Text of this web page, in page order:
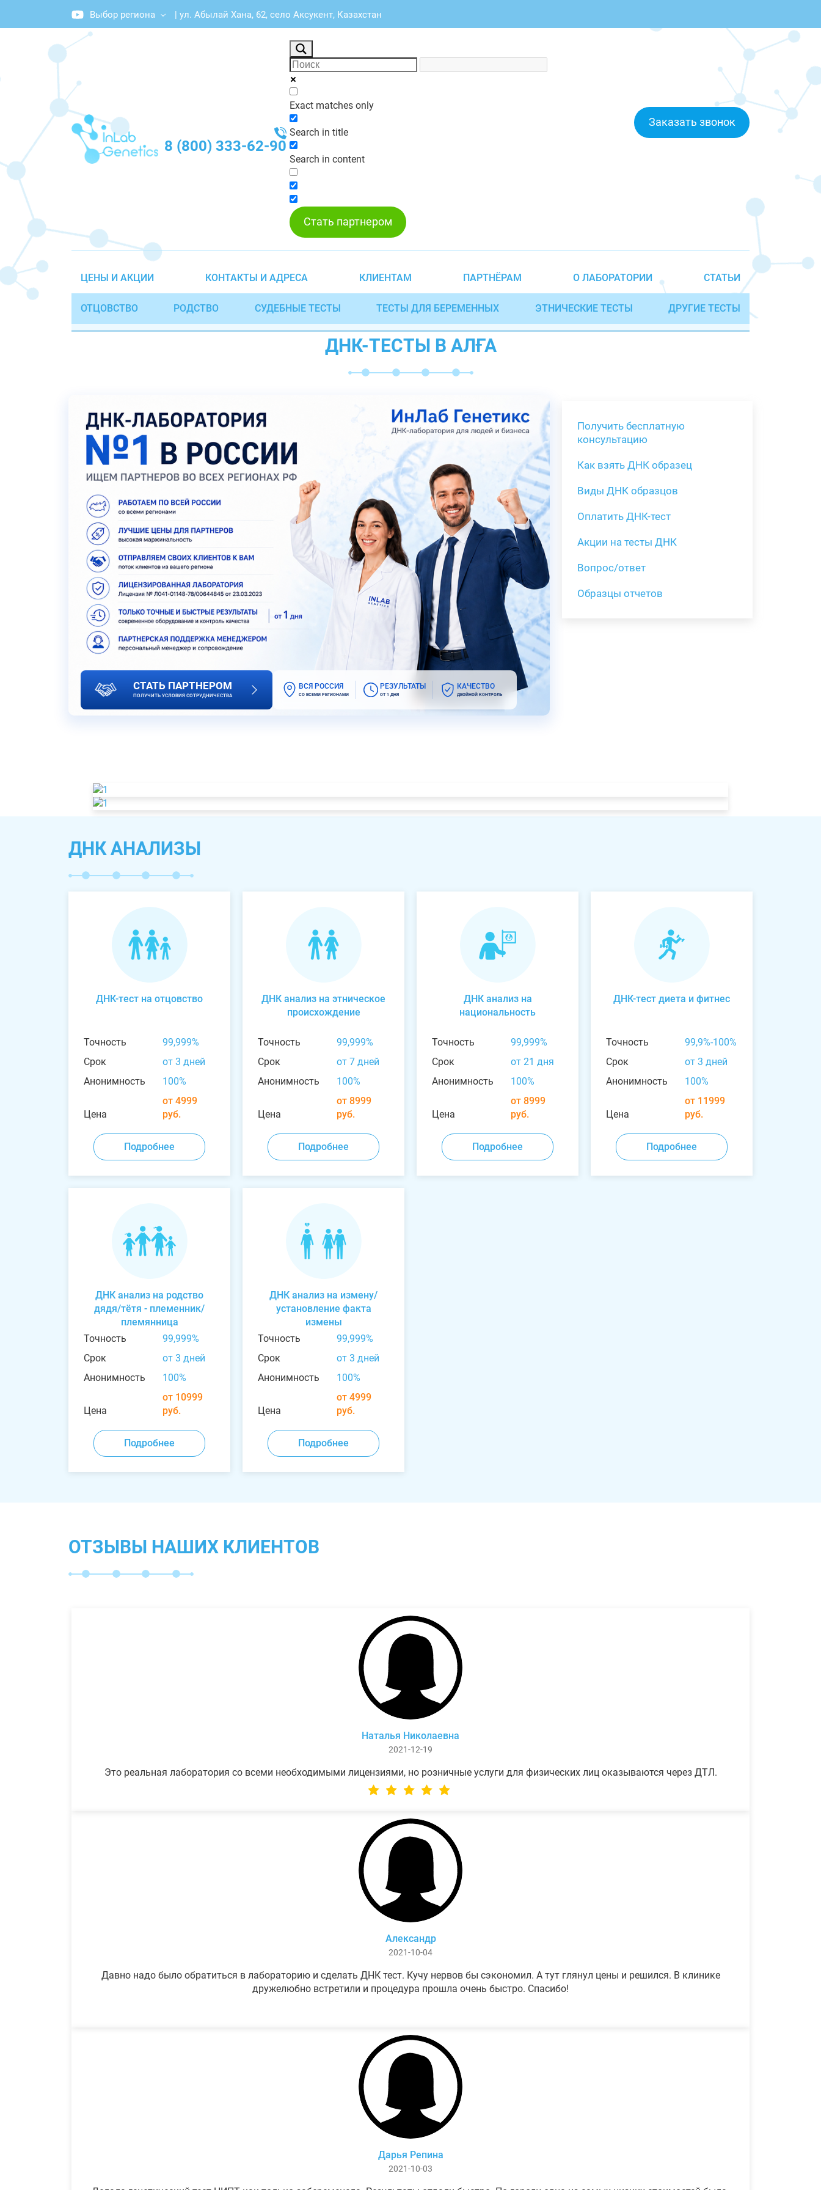
Выбор региона | ул. Абылай Хана, 62, село Аксукент, Казахстан
8 (800) 333-62-90
Exact matches only
Search in title
Search in content
Заказать звонок
Стать партнером
ЦЕНЫ И АКЦИИ КОНТАКТЫ И АДРЕСА КЛИЕНТАМ ПАРТНЁРАМ О ЛАБОРАТОРИИ СТАТЬИ
ОТЦОВСТВО РОДСТВО СУДЕБНЫЕ ТЕСТЫ ТЕСТЫ ДЛЯ БЕРЕМЕННЫХ ЭТНИЧЕСКИЕ ТЕСТЫ ДРУГИЕ ТЕСТЫ
ДНК-ТЕСТЫ В АЛҒА
СТАТЬ ПАРТНЕРОМ
ПОЛУЧИТЬ УСЛОВИЯ СОТРУДНИЧЕСТВА
ВСЯ РОССИЯ
СО ВСЕМИ РЕГИОНАМИ
РЕЗУЛЬТАТЫ
ОТ 1 ДНЯ
КАЧЕСТВО
ДВОЙНОЙ КОНТРОЛЬ
Получить бесплатную
консультацию
Как взять ДНК образец
Виды ДНК образцов
Оплатить ДНК-тест
Акции на тесты ДНК
Вопрос/ответ
Образцы отчетов
ДНК АНАЛИЗЫ
ДНК-тест на отцовство
Точность
99,999%
Срок
от 3 дней
Анонимность
100%
Цена
от 4999
руб.
Подробнее
ДНК анализ на этническое
происхождение
Точность
99,999%
Срок
от 7 дней
Анонимность
100%
Цена
от 8999
руб.
Подробнее
ДНК анализ на
национальность
Точность
99,999%
Срок
от 21 дня
Анонимность
100%
Цена
от 8999
руб.
Подробнее
ДНК-тест диета и фитнес
Точность
99,9%-100%
Срок
от 3 дней
Анонимность
100%
Цена
от 11999
руб.
Подробнее
ДНК анализ на родство
дядя/тётя - племенник/
племянница
Точность
99,999%
Срок
от 3 дней
Анонимность
100%
Цена
от 10999
руб.
Подробнее
ДНК анализ на измену/
установление факта
измены
Точность
99,999%
Срок
от 3 дней
Анонимность
100%
Цена
от 4999
руб.
Подробнее
ОТЗЫВЫ НАШИХ КЛИЕНТОВ
Наталья Николаевна
2021-12-19
Это реальная лаборатория со всеми необходимыми лицензиями, но розничные услуги для физических лиц оказываются через ДТЛ.
Александр
2021-10-04
Давно надо было обратиться в лабораторию и сделать ДНК тест. Кучу нервов бы сэкономил. А тут глянул цены и решился. В клинике
дружелюбно встретили и процедура прошла очень быстро. Спасибо!
Дарья Репина
2021-10-03